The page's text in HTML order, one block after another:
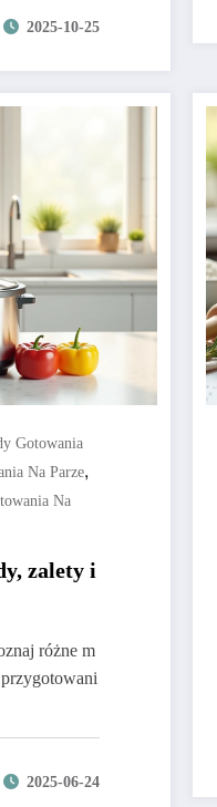
2025-10-25
Gotowania
Na Parze,
Na
zalety i
różne m
2025-06-24